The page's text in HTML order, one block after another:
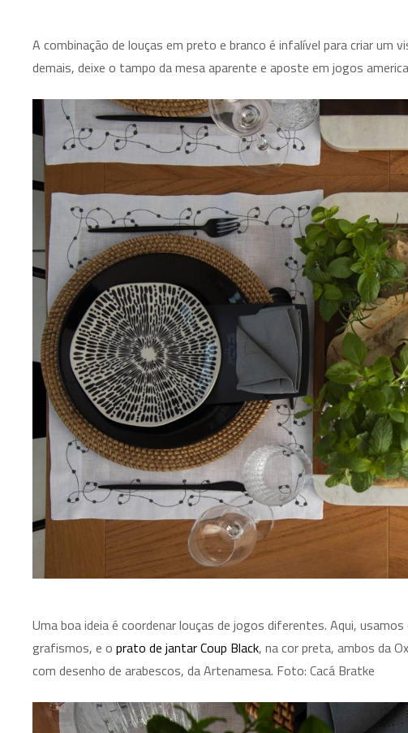
A combinação de louças em preto e branco é infalível para criar um
demais, deixe o tampo da mesa aparente e aposte em jogos
Uma boa ideia é coordenar louças de jogos diferentes. Aqui, usamos
grafismos, e o prato de jantar Coup Black, na cor preta, ambos da
com desenho de arabescos, da Artenamesa. Foto: Cacá Bratke